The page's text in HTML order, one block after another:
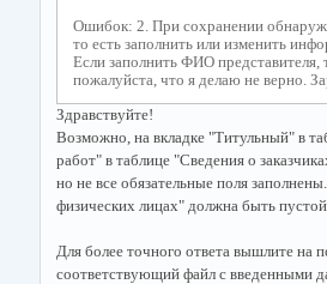
Ошибок: 2. При сохранении
то есть заполнить или изменить
Если заполнить ФИО
пожалуйста, что я делаю не верно.
Здравствуйте!
Возможно, на вкладке "Титульный" в
работ" в таблице "Сведения о
но не все обязательные поля
физических лицах" должна быть
Для более точного ответа вышлите на
соответствующий файл с введенными